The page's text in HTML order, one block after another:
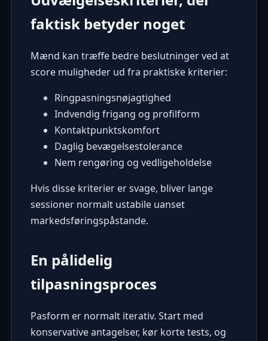
faktisk betyder noget
Mænd kan træffe bedre beslutninger ved at
score muligheder ud fra praktiske kriterier:
Ringpasningsnøjagtighed
Indvendig frigang og profilform
Kontaktpunktskomfort
Daglig bevægelsestolerance
Nem rengøring og vedligeholdelse
Hvis disse kriterier er svage, bliver lange
sessioner normalt ustabile uanset
markedsføringspåstande.
En pålidelig
tilpasningsproces
Pasform er normalt iterativ. Start med
konservative antagelser, kør korte tests, og